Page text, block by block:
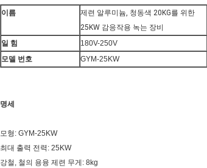
이름
제련 알루미늄, 청동색 20KG를 위한
25KW 감응작용 녹는 장비
일 힘
180V-250V
모델 번호
GYM-25KW
명세
모형: GYM-25KW
최대 출력 전력: 25KW
강철, 철의 용융 제련 무게: 8kg